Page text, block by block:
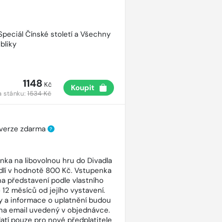
Čínské století a Všechny
1148 Kč
stánku:1534 Kč
Koupit
zdarma ?
na libovolnou hru do Divadla
v hodnotě 800 Kč. Vstupenka
představení podle vlastního
měsíců od jejího vystavení.
a informace o uplatnění budou
email uvedený v objednávce.